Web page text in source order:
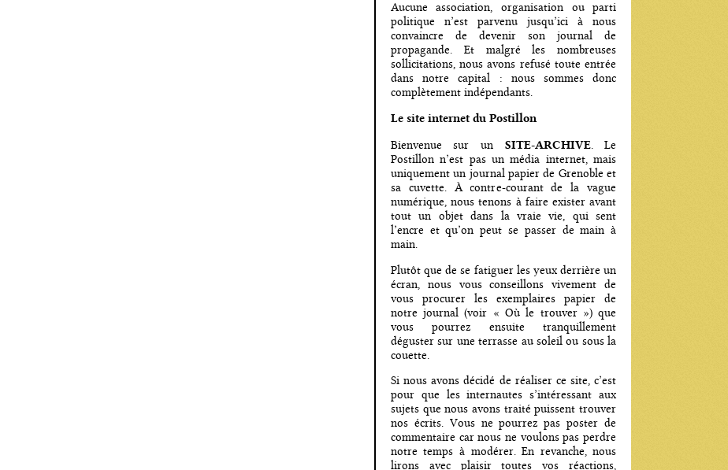
Aucune association, organisation ou parti
politique n’est parvenu jusqu’ici à nous
convaincre de devenir son journal de
propagande. Et malgré les nombreuses
sollicitations, nous avons refusé toute entrée
dans notre capital : nous sommes donc
complètement indépendants.
Le site internet du Postillon
Bienvenue sur un SITE-ARCHIVE. Le
Postillon n’est pas un média internet, mais
uniquement un journal papier de Grenoble et
sa cuvette. À contre-courant de la vague
numérique, nous tenons à faire exister avant
tout un objet dans la vraie vie, qui sent
l’encre et qu’on peut se passer de main à
main.
Plutôt que de se fatiguer les yeux derrière un
écran, nous vous conseillons vivement de
vous procurer les exemplaires papier de
notre journal (voir « Où le trouver ») que
vous pourrez ensuite tranquillement
déguster sur une terrasse au soleil ou sous la
couette.
Si nous avons décidé de réaliser ce site, c’est
pour que les internautes s’intéressant aux
sujets que nous avons traité puissent trouver
nos écrits. Vous ne pourrez pas poster de
commentaire car nous ne voulons pas perdre
notre temps à modérer. En revanche, nous
lirons avec plaisir toutes vos réactions,